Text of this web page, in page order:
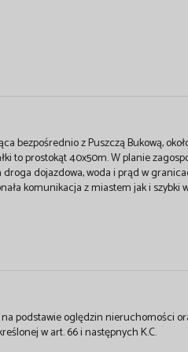
bezpośrednio z Puszczą Bukową,
to prostokąt 40x50m. W planie
dojazdowa, woda i prąd w
komunikacja z miastem jak i szybki
podstawie oględzin nieruchomości
w art. 66 i następnych K.C.